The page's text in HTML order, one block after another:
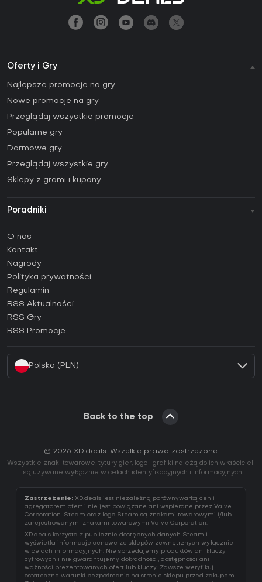
Oferty i Gry
Najlepsze promocje na gry
Nowe promocje na gry
Przeglądaj wszystkie promocje
Popularne gry
Darmowe gry
Przeglądaj wszystkie gry
Sklepy z grami i kupony
Poradniki
Poradniki
Jak aktywować klucz Steam (CD Key)?
Jak aktywować klucz Epic Games (CD Key)?
Jak aktywować klucz GOG (CD Key)?
Jak aktywować klucz Ubisoft Connect (CD Key)?
O nas
Kontakt
Nagrody
Polityka prywatności
Regulamin
RSS Aktualności
RSS Gry
RSS Promocje
Polska (PLN)
Back to the top
© 2026 XD.deals. Wszelkie prawa zastrzeżone.
Wszystkie znaki towarowe, tytuły gier, logo i grafiki należą do ich właścicieli
i są używane wyłącznie w celach identyfikacyjnych i informacyjnych.
Zastrzeżenie: XD.deals jest niezależną porównywarką cen i
agregatorem ofert i nie jest powiązane ani wspierane przez Valve
Corporation. Steam oraz logo Steam są znakami towarowymi i/lub
zarejestrowanymi znakami towarowymi Valve Corporation.
XD.deals korzysta z publicznie dostępnych danych Steam i
wyświetla informacje cenowe ze sklepów zewnętrznych wyłącznie
w celach informacyjnych. Nie sprzedajemy produktów ani kluczy
cyfrowych i nie gwarantujemy dokładności, dostępności ani
ważności prezentowanych ofert lub kluczy. Zawsze weryfikuj
ostateczne warunki bezpośrednio na stronie sklepu przed zakupem.